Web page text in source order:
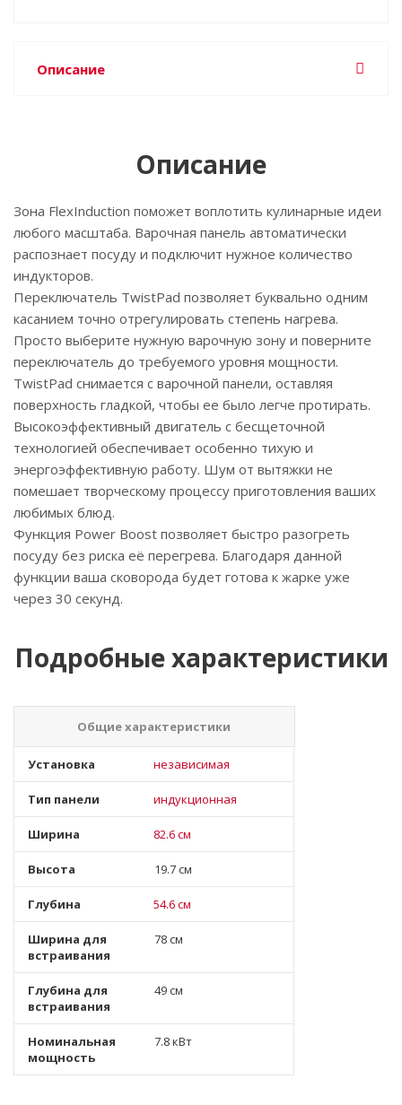
Описание
Описание
Зона FlexInduction поможет воплотить кулинарные идеи
любого масштаба. Варочная панель автоматически
распознает посуду и подключит нужное количество
индукторов.
Переключатель TwistPad позволяет буквально одним
касанием точно отрегулировать степень нагрева.
Просто выберите нужную варочную зону и поверните
переключатель до требуемого уровня мощности.
TwistPad снимается с варочной панели, оставляя
поверхность гладкой, чтобы ее было легче протирать.
Высокоэффективный двигатель с бесщеточной
технологией обеспечивает особенно тихую и
энергоэффективную работу. Шум от вытяжки не
помешает творческому процессу приготовления ваших
любимых блюд.
Функция Power Boost позволяет быстро разогреть
посуду без риска её перегрева. Благодаря данной
функции ваша сковорода будет готова к жарке уже
через 30 секунд.
Подробные характеристики
Общие характеристики
Установка независимая
Тип панели индукционная
Ширина 82.6 см
Высота 19.7 см
Глубина 54.6 см
Ширина для
встраивания
78 см
Глубина для
встраивания
49 см
Номинальная
мощность
7.8 кВт